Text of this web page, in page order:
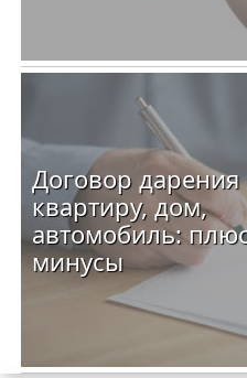
Договор дарения
квартиру, дом,
автомобиль:
минусы